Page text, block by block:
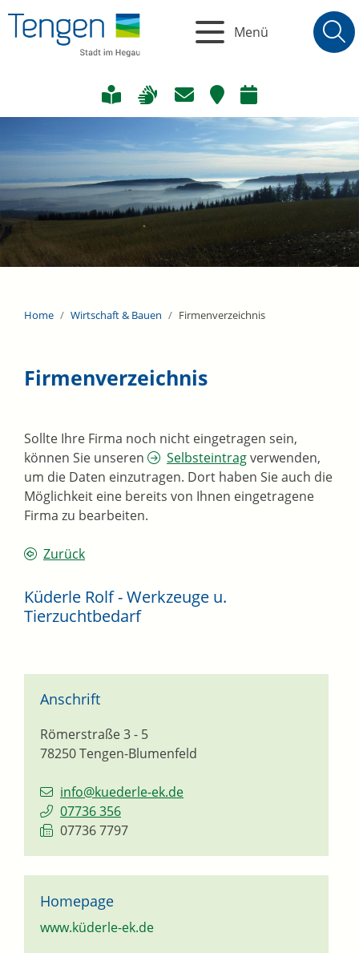
Menü
Home Wirtschaft & Bauen Firmenverzeichnis
Firmenverzeichnis
Sollte Ihre Firma noch nicht eingetragen sein,
können Sie unseren
Selbsteintragverwenden,
um die Daten einzutragen. Dort haben Sie auch die
Möglichkeit eine bereits von Ihnen eingetragene
Firma zu bearbeiten.
Zurück
Küderle Rolf - Werkzeuge u.
Tierzuchtbedarf
Anschrift
Römerstraße 3 - 5
78250Tengen-Blumenfeld
info@kuederle-ek.de
07736 356
07736 7797
Homepage
www.küderle-ek.de